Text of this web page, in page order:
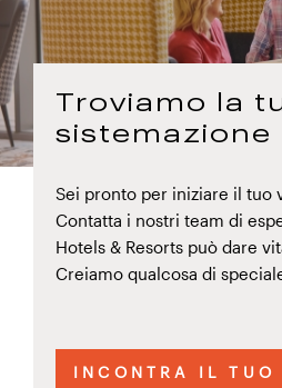
Troviamo la
Sei pronto per iniziare il tuo
Contatta i nostri team di
Hotels & Resorts può dare
Creiamo qualcosa di
INCONTRA IL TUO